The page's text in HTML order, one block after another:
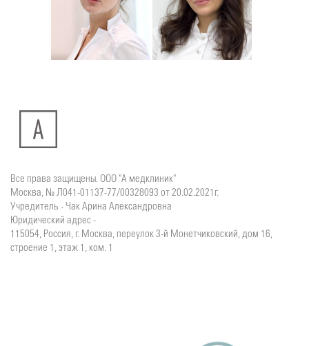
Подробнее о
Ситдикова
Стоматолог-хирург
Подробнеео
Тумасян
Стоматолог-терапевт
Все права защищены. ООО "А медклиник"
Москва, № Л041-01137-77/00328093 от 20.02.2021г.
Учредитель - Чак Арина Александровна
Юридический адрес -
115054, Россия, г. Москва, переулок 3-й Монетчиковский, дом 16,
строение 1, этаж 1, ком. 1